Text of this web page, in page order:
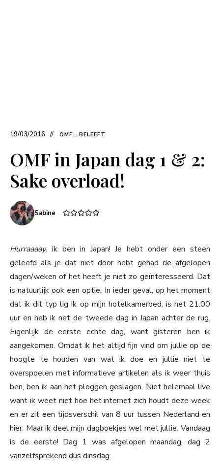
19/03/2016 OMF...BELEEFT
OMF in Japan dag 1 & 2:
Sake overload!
Sabine
Hurraaaay, ik ben in Japan! Je hebt onder een steen
geleefd als je dat niet door hebt gehad de afgelopen
dagen/weken of het heeft je niet zo geïnteresseerd. Dat
is natuurlijk ook een optie. In ieder geval, op het moment
dat ik dit typ lig ik op mijn hotelkamerbed, is het 21.00
uur en heb ik net de tweede dag in Japan achter de rug.
Eigenlijk de eerste echte dag, want gisteren ben ik
aangekomen. Omdat ik het altijd fijn vind om jullie op de
hoogte te houden van wat ik doe en jullie niet te
overspoelen met informatieve artikelen als ik weer thuis
ben, ben ik aan het ploggen geslagen. Niet helemaal live
want ik weet niet hoe het internet zich houdt deze week
en er zit een tijdsverschil van 8 uur tussen Nederland en
hier. Maar ik deel mijn dagboekjes wel met jullie. Vandaag
is de eerste! Dag 1 was afgelopen maandag, dag 2
vanzelfsprekend dus dinsdag.